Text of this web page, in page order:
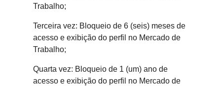
Trabalho;
Terceira vez: Bloqueio de 6 (seis) meses de
acesso e exibição do perfil no Mercado de
Trabalho;
Quarta vez: Bloqueio de 1 (um) ano de
acesso e exibição do perfil no Mercado de